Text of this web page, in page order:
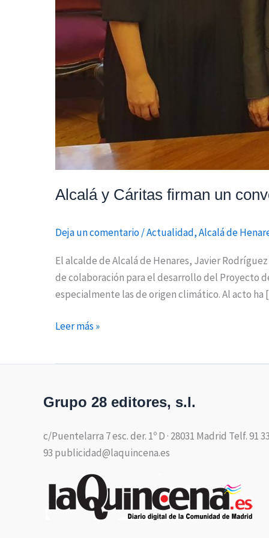
Alcalá y Cáritas firman un
Deja un comentario/Actualidad,Alcalá de
El alcalde de Alcalá de Henares, Javier
de colaboración para el desarrollo del Proyecto
especialmente las de origen climático. Al acto
Leer más »
Grupo 28 editores, s.l.
c/Puentelarra 7 esc. der. 1º D · 28031 Madrid Telf. 91
93 publicidad@laquincena.es